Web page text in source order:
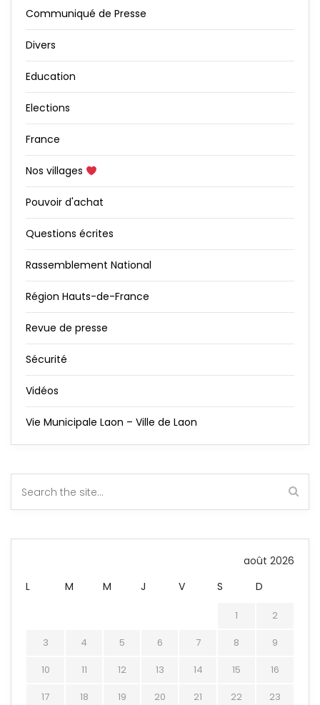
Communiqué de Presse
Divers
Education
Elections
France
Nos villages
Pouvoir d'achat
Questions écrites
Rassemblement National
Région Hauts-de-France
Revue de presse
Sécurité
Vidéos
Vie Municipale Laon – Ville de Laon
août 2026
L
M M J V S D
1
2
3
4 5 6 7 8
9
10
11 12 13 14 15
16
17
18 19 20 21 22 23